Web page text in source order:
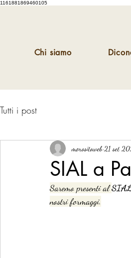
1161881869460105
Chi siamo
Tutti i post
SIAL a
morositoweb21 set
Saremo presenti al
nostri formaggi.